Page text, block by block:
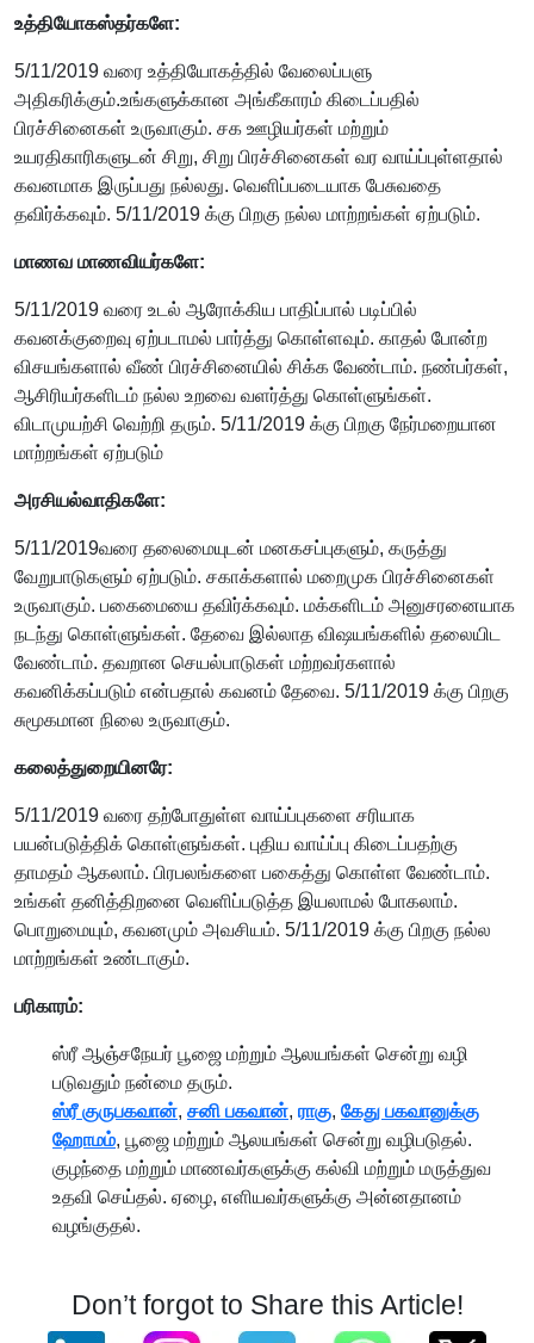
உத்தியோகஸ்தர்களே:
5/11/2019 வரை உத்தியோகத்தில் வேலைப்பளு
அதிகரிக்கும்.உங்களுக்கான அங்கீகாரம் கிடைப்பதில்
பிரச்சினைகள் உருவாகும். சக ஊழியர்கள் மற்றும்
உயரதிகாரிகளுடன் சிறு, சிறு பிரச்சினைகள் வர வாய்ப்புள்ளதால்
கவனமாக இருப்பது நல்லது. வெளிப்படையாக பேசுவதை
தவிர்க்கவும். 5/11/2019 க்கு பிறகு நல்ல மாற்றங்கள் ஏற்படும்.
மாணவ மாணவியர்களே:
5/11/2019 வரை உடல் ஆரோக்கிய பாதிப்பால் படிப்பில்
கவனக்குறைவு ஏற்படாமல் பார்த்து கொள்ளவும். காதல் போன்ற
விசயங்களால் வீண் பிரச்சினையில் சிக்க வேண்டாம். நண்பர்கள்,
ஆசிரியர்களிடம் நல்ல உறவை வளர்த்து கொள்ளுங்கள்.
விடாமுயற்சி வெற்றி தரும். 5/11/2019 க்கு பிறகு நேர்மறையான
மாற்றங்கள் ஏற்படும்
அரசியல்வாதிகளே:
5/11/2019வரை தலைமையுடன் மனகசப்புகளும், கருத்து
வேறுபாடுகளும் ஏற்படும். சகாக்களால் மறைமுக பிரச்சினைகள்
உருவாகும். பகைமையை தவிர்க்கவும். மக்களிடம் அனுசரனையாக
நடந்து கொள்ளுங்கள். தேவை இல்லாத விஷயங்களில் தலையிட
வேண்டாம். தவறான செயல்பாடுகள் மற்றவர்களால்
கவனிக்கப்படும் என்பதால் கவனம் தேவை. 5/11/2019 க்கு பிறகு
சுமூகமான நிலை உருவாகும்.
கலைத்துறையினரே:
5/11/2019 வரை தற்போதுள்ள வாய்ப்புகளை சரியாக
பயன்படுத்திக் கொள்ளுங்கள். புதிய வாய்ப்பு கிடைப்பதற்கு
தாமதம் ஆகலாம். பிரபலங்களை பகைத்து கொள்ள வேண்டாம்.
உங்கள் தனித்திறனை வெளிப்படுத்த இயலாமல் போகலாம்.
பொறுமையும், கவனமும் அவசியம். 5/11/2019 க்கு பிறகு நல்ல
மாற்றங்கள் உண்டாகும்.
பரிகாரம்:
ஸ்ரீ ஆஞ்சநேயர் பூஜை மற்றும் ஆலயங்கள் சென்று வழி
படுவதும் நன்மை தரும்.
ஸ்ரீ குருபகவான், சனி பகவான், ராகு, கேது பகவானுக்கு
ஹோமம், பூஜை மற்றும் ஆலயங்கள் சென்று வழிபடுதல்.
குழந்தை மற்றும் மாணவர்களுக்கு கல்வி மற்றும் மருத்துவ
உதவி செய்தல். ஏழை, எளியவர்களுக்கு அன்னதானம்
வழங்குதல்.
Don’t forgot to Share this Article!